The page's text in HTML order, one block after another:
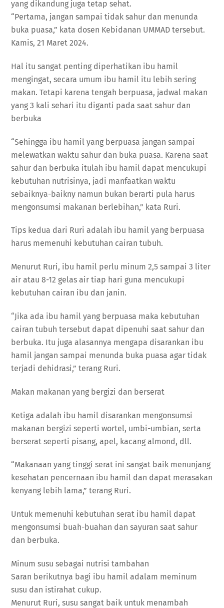
yang dikandung juga tetap sehat.
“Pertama, jangan sampai tidak sahur dan menunda
buka puasa,” kata dosen Kebidanan UMMAD tersebut.
Kamis, 21 Maret 2024.
Hal itu sangat penting diperhatikan ibu hamil
mengingat, secara umum ibu hamil itu lebih sering
makan. Tetapi karena tengah berpuasa, jadwal makan
yang 3 kali sehari itu diganti pada saat sahur dan
berbuka
“Sehingga ibu hamil yang berpuasa jangan sampai
melewatkan waktu sahur dan buka puasa. Karena saat
sahur dan berbuka itulah ibu hamil dapat mencukupi
kebutuhan nutrisinya, jadi manfaatkan waktu
sebaiknya-baikny namun bukan berarti pula harus
mengonsumsi makanan berlebihan,” kata Ruri.
Tips kedua dari Ruri adalah ibu hamil yang berpuasa
harus memenuhi kebutuhan cairan tubuh.
Menurut Ruri, ibu hamil perlu minum 2,5 sampai 3 liter
air atau 8-12 gelas air tiap hari guna mencukupi
kebutuhan cairan ibu dan janin.
“Jika ada ibu hamil yang berpuasa maka kebutuhan
cairan tubuh tersebut dapat dipenuhi saat sahur dan
berbuka. Itu juga alasannya mengapa disarankan ibu
hamil jangan sampai menunda buka puasa agar tidak
terjadi dehidrasi,” terang Ruri.
Makan makanan yang bergizi dan berserat
Ketiga adalah ibu hamil disarankan mengonsumsi
makanan bergizi seperti wortel, umbi-umbian, serta
berserat seperti pisang, apel, kacang almond, dll.
“Makanaan yang tinggi serat ini sangat baik menunjang
kesehatan pencernaan ibu hamil dan dapat merasakan
kenyang lebih lama,” terang Ruri.
Untuk memenuhi kebutuhan serat ibu hamil dapat
mengonsumsi buah-buahan dan sayuran saat sahur
dan berbuka.
Minum susu sebagai nutrisi tambahan
Saran berikutnya bagi ibu hamil adalam meminum
susu dan istirahat cukup.
Menurut Ruri, susu sangat baik untuk menambah